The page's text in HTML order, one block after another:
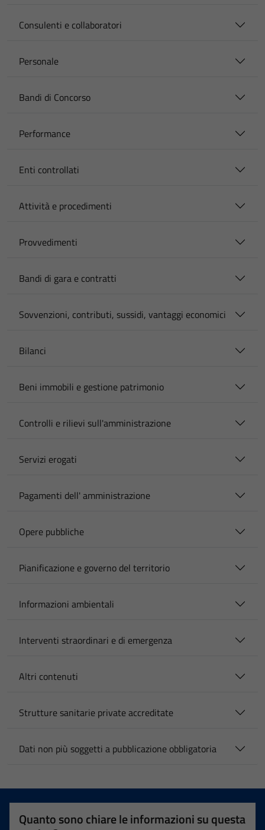
Consulenti e collaboratori
Personale
Bandi di Concorso
Performance
Enti controllati
Attività e procedimenti
Provvedimenti
Bandi di gara e contratti
Sovvenzioni, contributi, sussidi, vantaggi economici
Bilanci
Beni immobili e gestione patrimonio
Controlli e rilievi sull'amministrazione
Servizi erogati
Pagamenti dell' amministrazione
Opere pubbliche
Pianificazione e governo del territorio
Informazioni ambientali
Interventi straordinari e di emergenza
Altri contenuti
Strutture sanitarie private accreditate
Dati non più soggetti a pubblicazione obbligatoria
Quanto sono chiare le informazioni su questa